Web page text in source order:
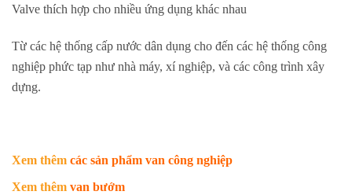
Valve thích hợp cho nhiều ứng dụng khác nhau
Từ các hệ thống cấp nước dân dụng cho đến các hệ thống công
nghiệp phức tạp như nhà máy, xí nghiệp, và các công trình xây
dựng.
Xem thêm các sản phẩm van công nghiệp
Xem thêm van bướm